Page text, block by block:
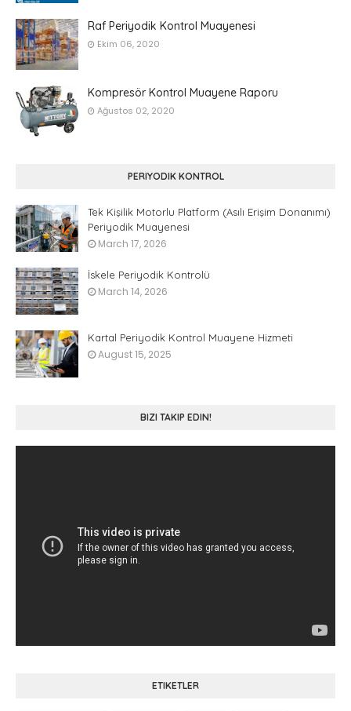
Raf Periyodik Kontrol Muayenesi
Ekim 06, 2020
Kompresör Kontrol Muayene Raporu
Ağustos 02, 2020
PERIYODIK KONTROL
Tek Kişilik Motorlu Platform (Asılı Erişim Donanımı)
Periyodik Muayenesi
March 17, 2026
İskele Periyodik Kontrolü
March 14, 2026
Kartal Periyodik Kontrol Muayene Hizmeti
August 15, 2025
BIZI TAKIP EDIN!
ETIKETLER